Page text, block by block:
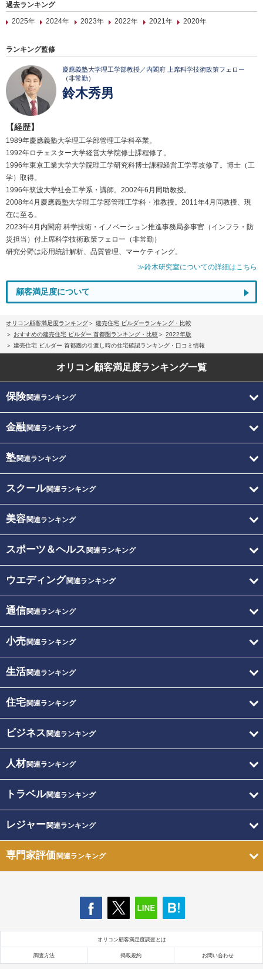
過去ランキング
2025年
2024年 2023年 2022年 2021年 2020年
ランキング監修
慶應義塾大学理工学部教授／内閣府 上席科学技術政策フェロー
（非常勤）
鈴木秀男
【経歴】
1989年慶應義塾大学理工学部管理工学科卒業。
1992年ロチェスター大学経営大学院修士課程修了。
1996年東京工業大学大学院理工学研究科博士課程経営工学専攻修了。博士（工
学）取得。
1996年筑波大学社会工学系・講師。2002年6月同助教授。
2008年4月慶應義塾大学理工学部管理工学科・准教授。2011年4月同教授、現
在に至る。
2023年4月内閣府 科学技術・イノベーション推進事務局参事官（インフラ・防
災担当）付上席科学技術政策フェロー（非常勤）
研究分野は応用統計解析、品質管理、マーケティング。
≫鈴木研究室についての詳細はこちら
顧客満足度について
オリコン顧客満足度ランキング
建売住宅 ビルダーランキング・比較
おすすめの建売住宅 ビルダー 首都圏ランキング・比較
2022年版
建売住宅 ビルダー 首都圏の引渡し時の住宅確認ランキング・口コミ情報
オリコン顧客満足度ランキング一覧
保険関連ランキング
金融関連ランキング
塾関連ランキング
スクール関連ランキング
美容関連ランキング
スポーツ＆ヘルス 関連ランキング
ウエディング関連ランキング
通信関連ランキング
小売関連ランキング
生活関連ランキング
住宅関連ランキング
ビジネス 関連ランキング
人材関連ランキング
トラベル関連ランキング
レジャー関連ランキング
専門家評価関連ランキング
オリコン顧客満足度調査とは
調査方法 掲載規約 お問い合わせ